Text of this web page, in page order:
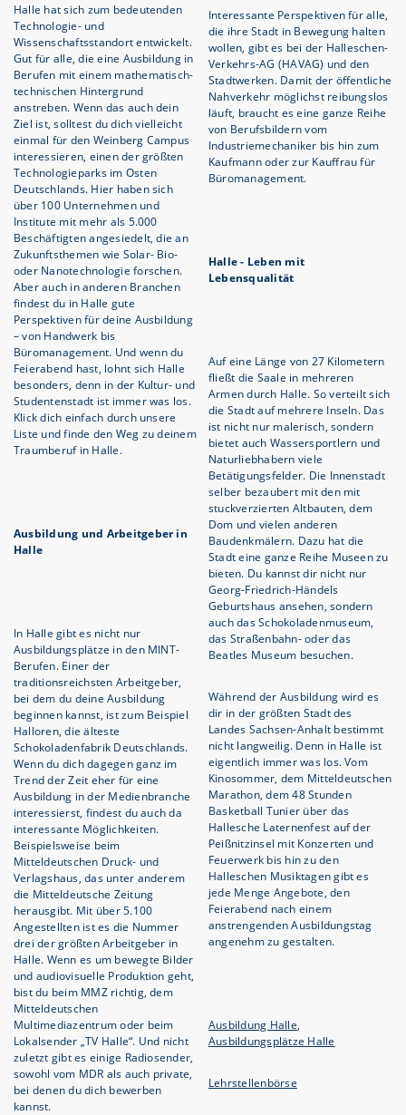
Halle hat sich zum bedeutenden
Technologie- und
Wissenschaftsstandort entwickelt.
Gut für alle, die eine Ausbildung in
Berufen mit einem mathematisch-
technischen Hintergrund
anstreben. Wenn das auch dein
Ziel ist, solltest du dich vielleicht
einmal für den Weinberg Campus
interessieren, einen der größten
Technologieparks im Osten
Deutschlands. Hier haben sich
über 100 Unternehmen und
Institute mit mehr als 5.000
Beschäftigten angesiedelt, die an
Zukunftsthemen wie Solar- Bio-
oder Nanotechnologie forschen.
Aber auch in anderen Branchen
findest du in Halle gute
Perspektiven für deine Ausbildung
– von Handwerk bis
Büromanagement. Und wenn du
Feierabend hast, lohnt sich Halle
besonders, denn in der Kultur- und
Studentenstadt ist immer was los.
Klick dich einfach durch unsere
Liste und finde den Weg zu deinem
Traumberuf in Halle.
Ausbildung und Arbeitgeber in
Halle
In Halle gibt es nicht nur
Ausbildungsplätze in den MINT-
Berufen. Einer der
traditionsreichsten Arbeitgeber,
bei dem du deine Ausbildung
beginnen kannst, ist zum Beispiel
Halloren, die älteste
Schokoladenfabrik Deutschlands.
Wenn du dich dagegen ganz im
Trend der Zeit eher für eine
Ausbildung in der Medienbranche
interessierst, findest du auch da
interessante Möglichkeiten.
Beispielsweise beim
Mitteldeutschen Druck- und
Verlagshaus, das unter anderem
die Mitteldeutsche Zeitung
herausgibt. Mit über 5.100
Angestellten ist es die Nummer
drei der größten Arbeitgeber in
Halle. Wenn es um bewegte Bilder
und audiovisuelle Produktion geht,
bist du beim MMZ richtig, dem
Mitteldeutschen
Multimediazentrum oder beim
Lokalsender „TV Halle“. Und nicht
zuletzt gibt es einige Radiosender,
sowohl vom MDR als auch private,
bei denen du dich bewerben
kannst.
Interessante Perspektiven für alle,
die ihre Stadt in Bewegung halten
wollen, gibt es bei der Halleschen-
Verkehrs-AG (HAVAG) und den
Stadtwerken. Damit der öffentliche
Nahverkehr möglichst reibungslos
läuft, braucht es eine ganze Reihe
von Berufsbildern vom
Industriemechaniker bis hin zum
Kaufmann oder zur Kauffrau für
Büromanagement.
Halle - Leben mit
Lebensqualität
Auf eine Länge von 27 Kilometern
fließt die Saale in mehreren
Armen durch Halle. So verteilt sich
die Stadt auf mehrere Inseln. Das
ist nicht nur malerisch, sondern
bietet auch Wassersportlern und
Naturliebhabern viele
Betätigungsfelder. Die Innenstadt
selber bezaubert mit den mit
stuckverzierten Altbauten, dem
Dom und vielen anderen
Baudenkmälern. Dazu hat die
Stadt eine ganze Reihe Museen zu
bieten. Du kannst dir nicht nur
Georg-Friedrich-Händels
Geburtshaus ansehen, sondern
auch das Schokoladenmuseum,
das Straßenbahn- oder das
Beatles Museum besuchen.
Während der Ausbildung wird es
dir in der größten Stadt des
Landes Sachsen-Anhalt bestimmt
nicht langweilig. Denn in Halle ist
eigentlich immer was los. Vom
Kinosommer, dem Mitteldeutschen
Marathon, dem 48 Stunden
Basketball Tunier über das
Hallesche Laternenfest auf der
Peißnitzinsel mit Konzerten und
Feuerwerk bis hin zu den
Halleschen Musiktagen gibt es
jede Menge Angebote, den
Feierabend nach einem
anstrengenden Ausbildungstag
angenehm zu gestalten.
Ausbildung Halle,
Ausbildungsplätze Halle
Lehrstellenbörse